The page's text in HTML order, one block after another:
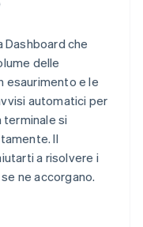
che
delle
esaurimento e le
automatici per
terminale si
Il
a risolvere i
ne accorgano.